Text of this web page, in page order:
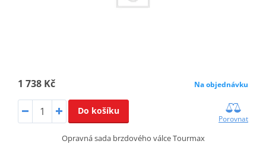
1 738 Kč Na objednávku
Do košíku
Porovnat
Opravná sada brzdového válce Tourmax